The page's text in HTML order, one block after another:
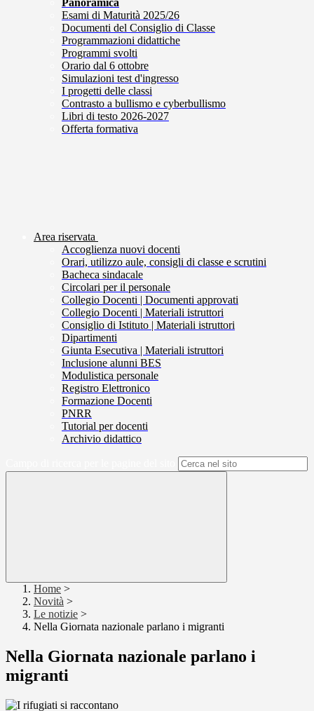
Panoramica
Esami di Maturità 2025/26
Documenti del Consiglio di Classe
Programmazioni didattiche
Programmi svolti
Orario dal 6 ottobre
Simulazioni test d'ingresso
I progetti delle classi
Contrasto a bullismo e cyberbullismo
Libri di testo 2026-2027
Offerta formativa
Area riservata
Accoglienza nuovi docenti
Orari, utilizzo aule, consigli di classe e scrutini
Bacheca sindacale
Circolari per il personale
Collegio Docenti | Documenti approvati
Collegio Docenti | Materiali istruttori
Consiglio di Istituto | Materiali istruttori
Dipartimenti
Giunta Esecutiva | Materiali istruttori
Inclusione alunni BES
Modulistica personale
Registro Elettronico
Formazione Docenti
PNRR
Tutorial per docenti
Archivio didattico
Home >
Novità >
Le notizie >
Nella Giornata nazionale parlano i migranti
Nella Giornata nazionale parlano i
migranti